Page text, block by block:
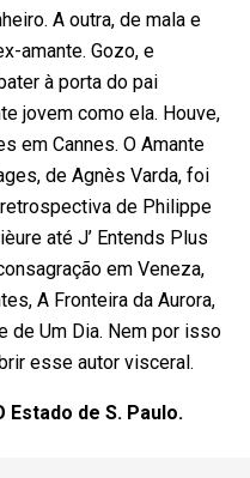
A outra, de mala e
amante. Gozo, e
à porta do pai
jovem como ela. Houve,
em Cannes. O Amante
de Agnès Varda, foi
de Philippe
até J’ Entends Plus
em Veneza,
A Fronteira da Aurora,
de Um Dia. Nem por isso
esse autor visceral.
Estado de S. Paulo.